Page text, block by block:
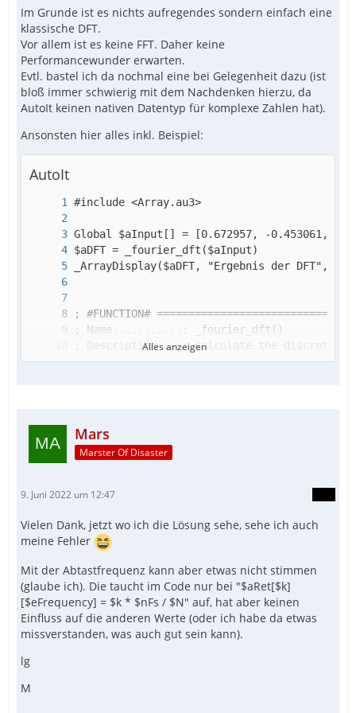
Im Grunde ist es nichts aufregendes sondern einfach eine
klassische DFT.
Vor allem ist es keine FFT. Daher keine
Performancewunder erwarten.
Evtl. bastel ich da nochmal eine bei Gelegenheit dazu (ist
bloß immer schwierig mit dem Nachdenken hierzu, da
AutoIt keinen nativen Datentyp für komplexe Zahlen hat).
Ansonsten hier alles inkl. Beispiel:
AutoIt
Alles anzeigen
Mars
Marster Of Disaster
9. Juni 2022 um 12:47
Vielen Dank, jetzt wo ich die Lösung sehe, sehe ich auch
meine Fehler
Mit der Abtastfrequenz kann aber etwas nicht stimmen
(glaube ich). Die taucht im Code nur bei "$aRet[$k]
[$eFrequency] = $k * $nFs / $N" auf, hat aber keinen
Einfluss auf die anderen Werte (oder ich habe da etwas
missverstanden, was auch gut sein kann).
lg
M